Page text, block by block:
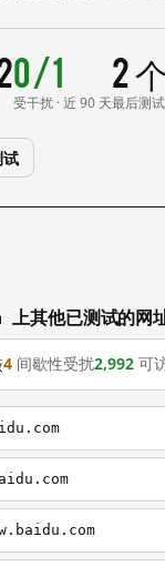
0/1
受干扰 · 近 90 天
2
最后测试
其他已测试的网
4 间歇性受扰2,992 可